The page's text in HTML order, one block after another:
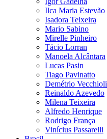
Ilca Maria Estevão
Isadora Teixeira
Mario Sabino
Mirelle Pinheiro
Tácio Lorran
Manoela Alcântara
Lucas Pasin
Tiago Pavinatto
Demétrio Vecchioli
Reinaldo Azevedo
Milena Teixeira
Alfredo Henrique
Rodrigo França
Vinícius Passarelli